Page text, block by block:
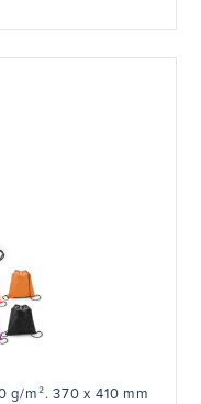
g/m². 370 x 410 mm